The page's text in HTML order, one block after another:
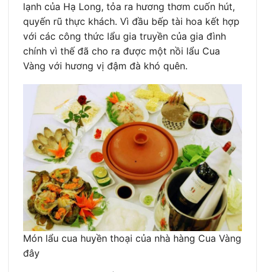
lạnh của Hạ Long, tỏa ra hương thơm cuốn hút,
quyến rũ thực khách. Vì đầu bếp tài hoa kết hợp
với các công thức lẩu gia truyền của gia đình
chính vì thế đã cho ra được một nồi lẩu Cua
Vàng với hương vị đậm đà khó quên.
Món lẩu cua huyền thoại của nhà hàng Cua Vàng
đây